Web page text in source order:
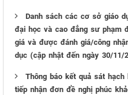
Danh sách các cơ sở giáo
đại học và cao đẳng sư phạm
giá và được đánh giá/công
dục (cập nhật đến ngày 30/11/
Thông báo kết quả sát
tiếp nhận đơn đề nghị phúc